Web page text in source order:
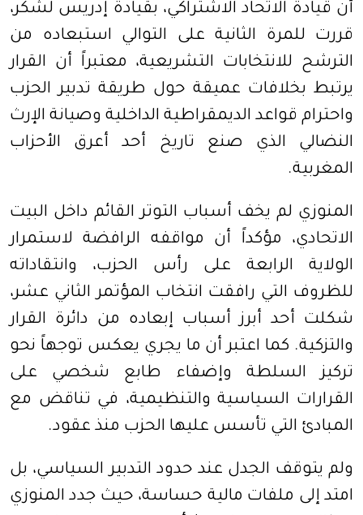
أن قيادة الاتحاد الاشتراكي، بقيادة إدريس لشكر،
قررت للمرة الثانية على التوالي استبعاده من
الترشح للانتخابات التشريعية، معتبراً أن القرار
يرتبط بخلافات عميقة حول طريقة تدبير الحزب
واحترام قواعد الديمقراطية الداخلية وصيانة الإرث
النضالي الذي صنع تاريخ أحد أعرق الأحزاب
المغربية.
المنوزي لم يخف أسباب التوتر القائم داخل البيت
الاتحادي، مؤكداً أن مواقفه الرافضة لاستمرار
الولاية الرابعة على رأس الحزب، وانتقاداته
للظروف التي رافقت انتخاب المؤتمر الثاني عشر،
شكلت أحد أبرز أسباب إبعاده من دائرة القرار
والتزكية. كما اعتبر أن ما يجري يعكس توجهاً نحو
تركيز السلطة وإضفاء طابع شخصي على
القرارات السياسية والتنظيمية، في تناقض مع
المبادئ التي تأسس عليها الحزب منذ عقود.
ولم يتوقف الجدل عند حدود التدبير السياسي، بل
امتد إلى ملفات مالية حساسة، حيث جدد المنوزي